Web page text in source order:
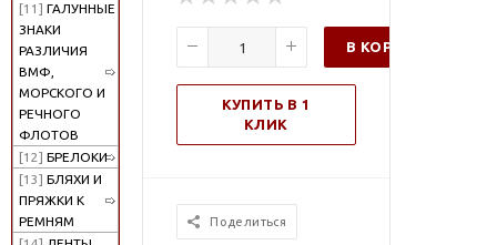
[11] ГАЛУННЫЕ
ЗНАКИ
РАЗЛИЧИЯ
ВМФ,
МОРСКОГО И
РЕЧНОГО
ФЛОТОВ
[12] БРЕЛОКИ
[13] БЛЯХИ И
ПРЯЖКИ К
РЕМНЯМ
В КОРЗИНУ
КУПИТЬ В 1
КЛИК
Поделиться